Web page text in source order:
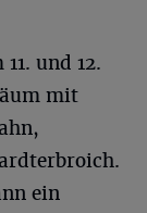
und 12.
mit
ein